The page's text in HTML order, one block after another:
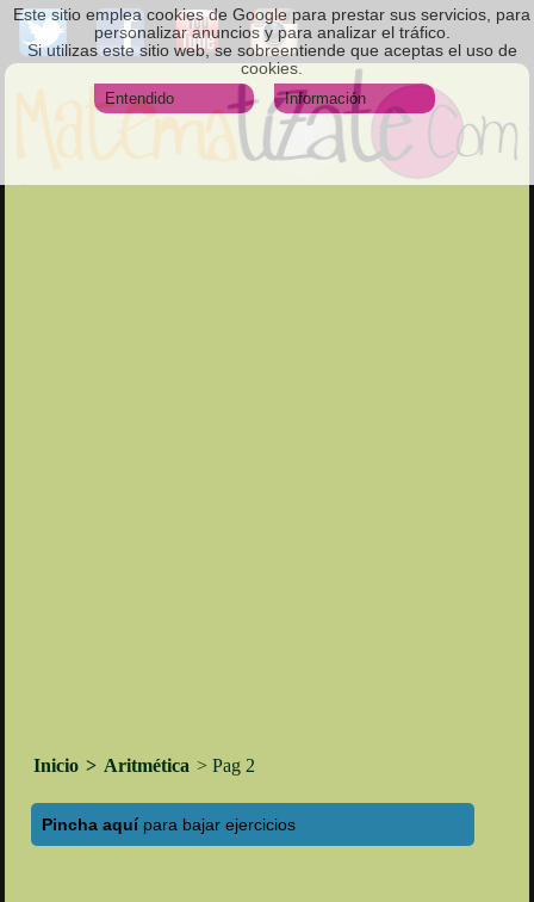
Este sitio emplea cookies de Google para prestar sus servicios, para
personalizar anuncios y para analizar el tráfico.
Si utilizas este sitio web, se sobreentiende que aceptas el uso de
cookies.
Entendido
Información
Inicio > Aritmética > Pag 2
Pincha aquípara bajar ejercicios